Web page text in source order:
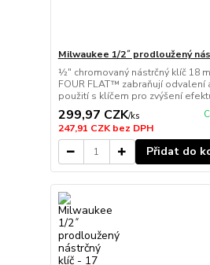
Milwaukee 1/2˝ prodloužený
½″ chromovaný nástrčný klíč 18
FOUR FLAT™ zabraňují odvalení
použití s klíčem pro zvýšení
299,97 CZK/ks
247,91 CZKbez DPH
Přidat do